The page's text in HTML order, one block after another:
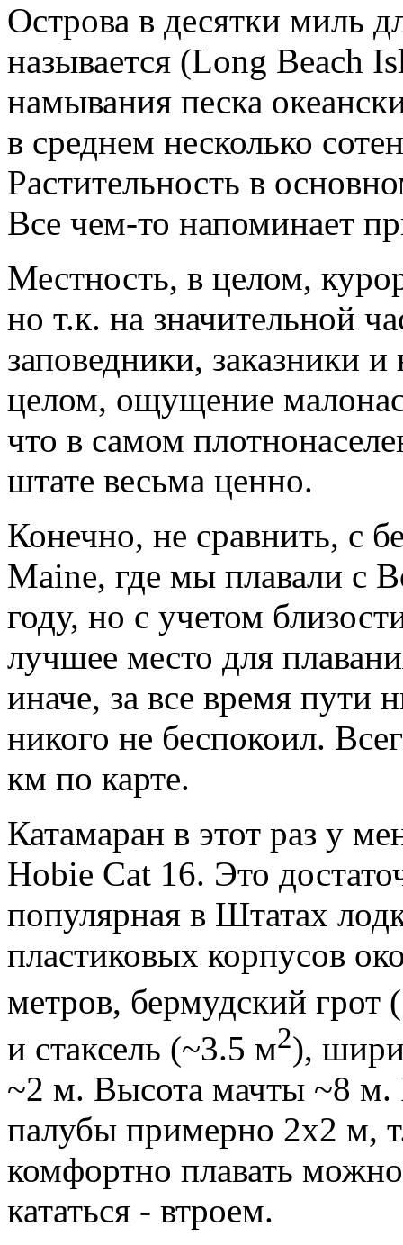
Острова в десятки миль
называется (Long Beach
намывания песка
в среднем несколько
Растительность в
Все чем-то напоминает
Местность, в целом,
но т.к. на значительной
заповедники, заказники
целом, ощущение
что в самом
штате весьма ценно.
Конечно, не сравнить, с
Maine, где мы плавали с
году, но с учетом
лучшее место для
иначе, за все время пути
никого не беспокоил.
км по карте.
Катамаран в этот раз у
Hobie Cat 16. Это
популярная в Штатах
пластиковых корпусов
метров, бермудский грот
и стаксель (~3.5 м2),
~2 м. Высота мачты ~8 м.
палубы примерно 2х2 м,
комфортно плавать
кататься - втроем.